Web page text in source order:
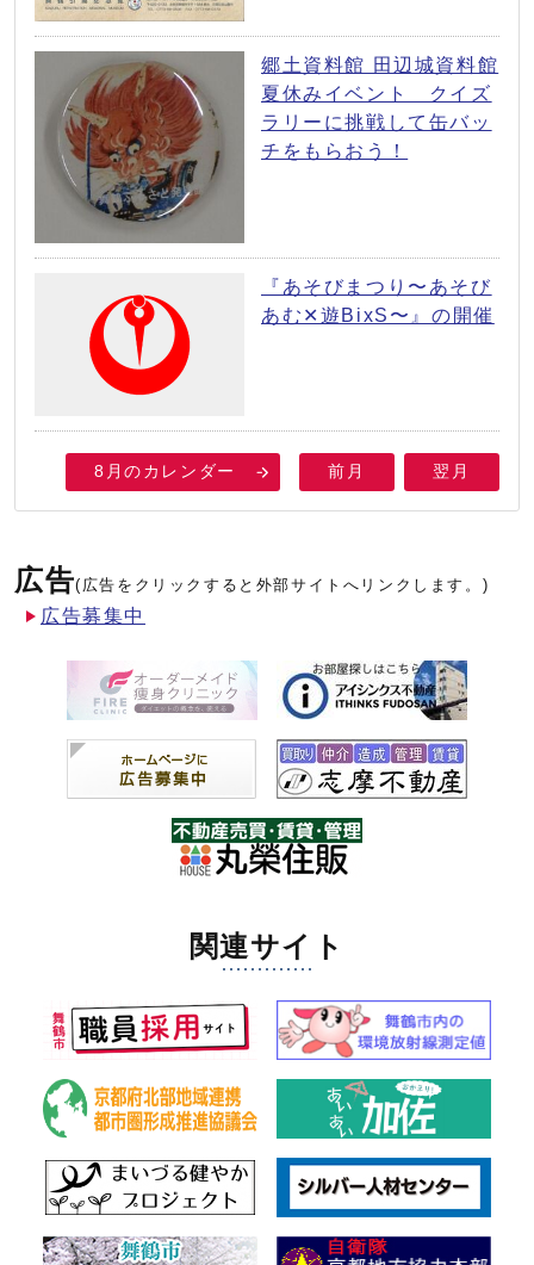
郷土資料館 田辺城資料館
夏休みイベント クイズ
ラリーに挑戦して缶バッ
チをもらおう！
『あそびまつり〜あそび
あむ✕遊BixS〜』の開催
8月のカレンダー 前月 翌月
広告(広告をクリックすると外部サイトへリンクします。)
広告募集中
関連サイト